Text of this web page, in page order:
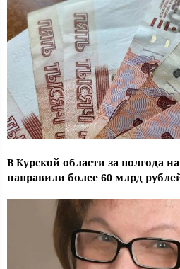
В Курской области за полгода
направили более 60 млрд